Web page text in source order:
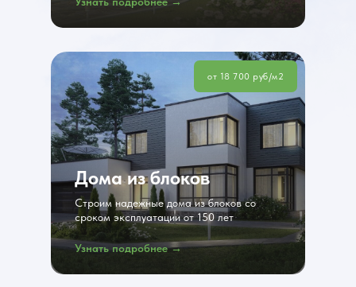
от 18 700 руб/м2
Строим надежные дома из блоков со
сроком эксплуатации от 150 лет
Дома из блоков
Узнать подробнее →